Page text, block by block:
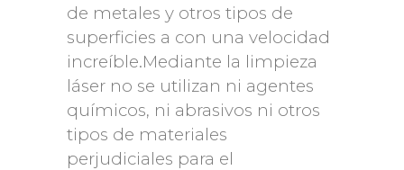
de metales y otros tipos de
superficies a con una velocidad
increíble.Mediante la limpieza
láser no se utilizan ni agentes
químicos, ni abrasivos ni otros
tipos de materiales
perjudiciales para el